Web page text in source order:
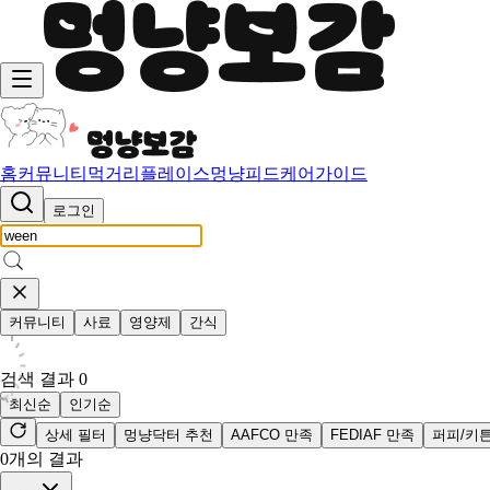
홈커뮤니티 먹거리 플레이스멍냥피드케어가이드
로그인
커뮤니티 사료 영양제 간식
검색 결과 0
최신순
인기순
상세 필터
멍냥닥터 추천 AAFCO 만족 FEDIAF 만족 퍼피/키
0개의 결과